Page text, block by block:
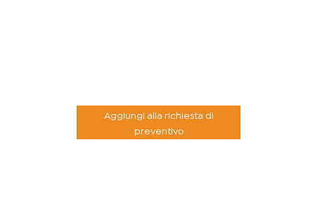
Aggiungi alla richiesta di
preventivo